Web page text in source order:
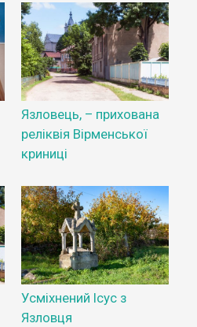
Язловець, – прихована
реліквія Вірменської
криниці
Усміхнений Ісус з
Язловця